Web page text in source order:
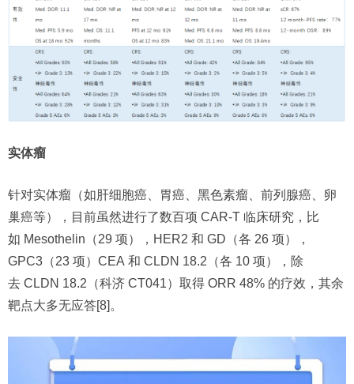
实体瘤
针对实体瘤（如肝细胞癌、胃癌、黑色素瘤、前列腺癌、卵
巢癌等），目前虽然进行了数百项 CAR-T 临床研究，比
如 Mesothelin（29 项），HER2 和 GD（各 26 项），
GPC3（23 项）CEA 和 CLDN 18.2（各 10 项），除
去 CLDN 18.2（科济 CT041）取得 ORR 48% 的疗效，其余
靶点大多无应答[8]。